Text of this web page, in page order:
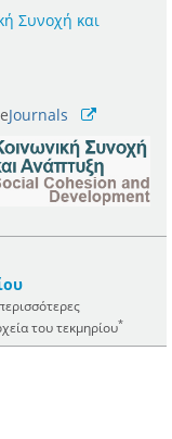
Συνοχή και
Journals
του τεκμηρίου*